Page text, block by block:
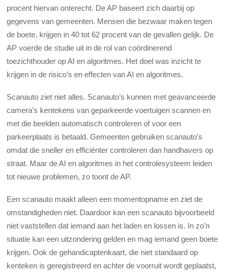
procent hiervan onterecht. De AP baseert zich daarbij op
gegevens van gemeenten. Mensen die bezwaar maken tegen
de boete, krijgen in 40 tot 62 procent van de gevallen gelijk. De
AP voerde de studie uit in de rol van coördinerend
toezichthouder op AI en algoritmes. Het doel was inzicht te
krijgen in de risico’s en effecten van AI en algoritmes.
Scanauto ziet niet alles. Scanauto’s kunnen met geavanceerde
camera’s kentekens van geparkeerde voertuigen scannen en
met die beelden automatisch controleren of voor een
parkeerplaats is betaald. Gemeenten gebruiken scanauto’s
omdat die sneller en efficiënter controleren dan handhavers op
straat. Maar de AI en algoritmes in het controlesysteem leiden
tot nieuwe problemen, zo toont de AP.
Een scanauto maakt alleen een momentopname en ziet de
omstandigheden niet. Daardoor kan een scanauto bijvoorbeeld
niet vaststellen dat iemand aan het laden en lossen is. In zo’n
situatie kan een uitzondering gelden en mag iemand geen boete
krijgen. Ook de gehandicaptenkaart, die niet standaard op
kenteken is geregistreerd en achter de voorruit wordt geplaatst,